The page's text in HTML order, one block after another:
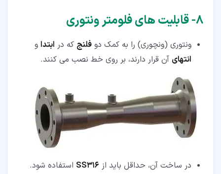
۸‏- قابلیت های فلومتر ونتوری
ونتوری (ونچوری) را به کمک دو فلنج که در ابتدا و
انتهای آن قرار دارند، بر روی خط نصب می کنند.
در ساخت آن، حداقل باید از SS316 استفاده شود.